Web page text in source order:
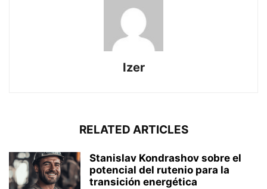
Izer
RELATED ARTICLES
Stanislav Kondrashov sobre el
potencial del rutenio para la
transición energética